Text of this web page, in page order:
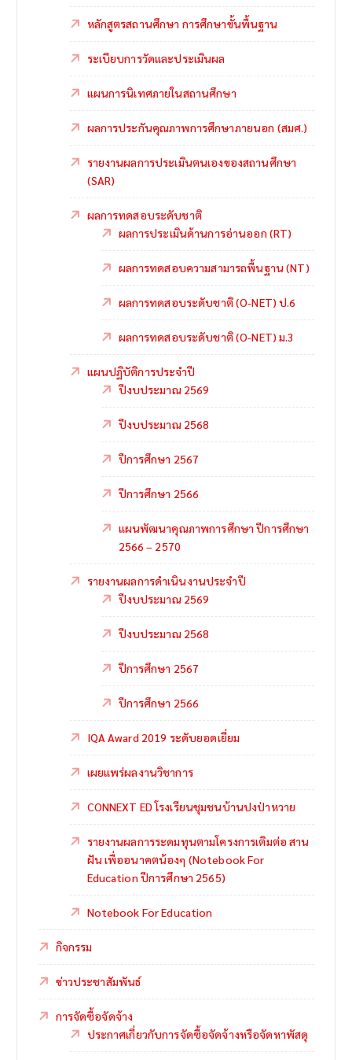
หลักสูตรสถานศึกษา การศึกษาขั้นพื้นฐาน
ระเบียบการวัดและประเมินผล
แผนการนิเทศภายในสถานศึกษา
ผลการประกันคุณภาพการศึกษาภายนอก (สมศ.)
รายงานผลการประเมินตนเองของสถานศึกษา
(SAR)
ผลการทดสอบระดับชาติ
ผลการประเมินด้านการอ่านออก (RT)
ผลการทดสอบความสามารถพื้นฐาน (NT)
ผลการทดสอบระดับชาติ (O-NET) ป.6
ผลการทดสอบระดับชาติ (O-NET) ม.3
แผนปฏิบัติการประจำปี
ปีงบประมาณ 2569
ปีงบประมาณ 2568
ปีการศึกษา 2567
ปีการศึกษา 2566
แผนพัฒนาคุณภาพการศึกษา ปีการศึกษา
2566 – 2570
รายงานผลการดำเนินงานประจำปี
ปีงบประมาณ 2569
ปีงบประมาณ 2568
ปีการศึกษา 2567
ปีการศึกษา 2566
IQA Award 2019 ระดับยอดเยี่ยม
เผยแพร่ผลงานวิชาการ
CONNEXT ED โรงเรียนชุมชนบ้านปงป่าหวาย
รายงานผลการระดมทุนตามโครงการเติมต่อ สาน
ฝัน เพื่ออนาคตน้องๆ (Notebook For
Education ปีการศึกษา 2565)
Notebook For Education
กิจกรรม
ข่าวประชาสัมพันธ์
การจัดซื้อจัดจ้าง
ประกาศเกี่ยวกับการจัดซื้อจัดจ้างหรือจัดหาพัสดุ